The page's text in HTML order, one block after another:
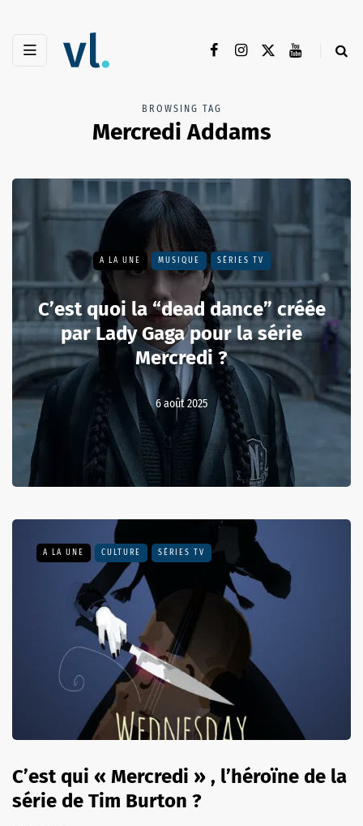
BROWSING TAG
Mercredi Addams
A LA UNE MUSIQUE SÉRIES TV
C’est quoi la “dead dance” créée
par Lady Gaga pour la série
Mercredi ?
6 août 2025
A LA UNE CULTURE SÉRIES TV
C’est qui « Mercredi » , l’héroïne de la
série de Tim Burton ?